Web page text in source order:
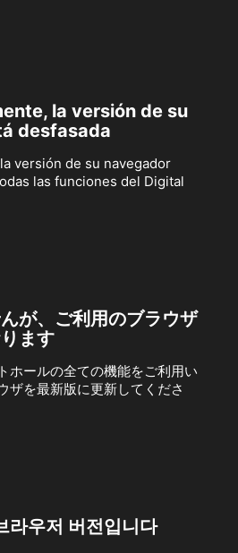
la versión de su
desfasada
versión de su navegador
las funciones del Digital
が、ご利用のブラウザ
ます
ホールの全ての機能をご利用い
ザを最新版に更新してくださ
라우저 버전입니다